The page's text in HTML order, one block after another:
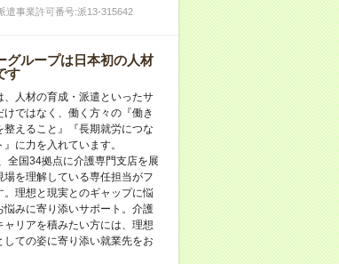
遣事業許可番号:派13-315642
グループは日本初の人材
す
、人材の育成・派遣といったサ
けではなく、働く方々の『働き
整えること』『長期就労につな
に力を入れています。
全国34拠点に介護専門支店を展
場を理解している専任担当がフ
。理想と現実とのギャップに悩
悩みに寄り添いサポート。介護
ャリアを積みたい方には、理想
しての姿に寄り添い就業先をお